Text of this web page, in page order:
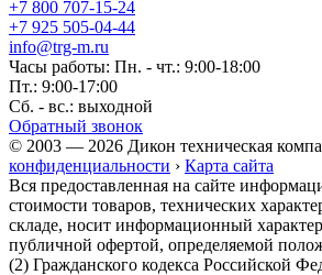
+7 800 707-15-24
+7 925 505-04-44
info@trg-m.ru
Часы работы: Пн. - чт.: 9:00-18:00
Пт.: 9:00-17:00
Сб. - вс.: выходной
Обратный звонок
© 2003 — 2026 Дикон техническая
конфиденциальности › Карта сайта
Вся предоставленная на сайте
стоимости товаров, технических
складе, носит информационный
публичной офертой, определяемой
(2) Гражданского кодекса Российской